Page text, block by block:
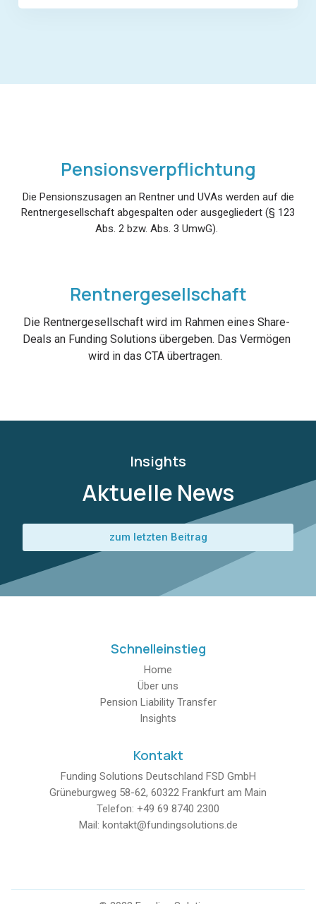
Pensionsverpflichtung
Die Pensionszusagen an Rentner und UVAs werden auf die
Rentnergesellschaft abgespalten oder ausgegliedert (§ 123
Abs. 2 bzw. Abs. 3 UmwG).
Rentnergesellschaft
Die Rentnergesellschaft wird im Rahmen eines Share-
Deals an Funding Solutions übergeben. Das Vermögen
wird in das CTA übertragen.
Insights
Aktuelle News
zum letzten Beitrag
Schnelleinstieg
Home
Über uns
Pension Liability Transfer
Insights
Kontakt
Funding Solutions Deutschland FSD GmbH
Grüneburgweg 58-62, 60322 Frankfurt am Main
Telefon: +49 69 8740 2300
Mail: kontakt@fundingsolutions.de